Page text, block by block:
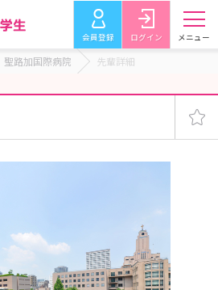
会員登録 ログイン メニュー
聖路加国際病院 先輩詳細